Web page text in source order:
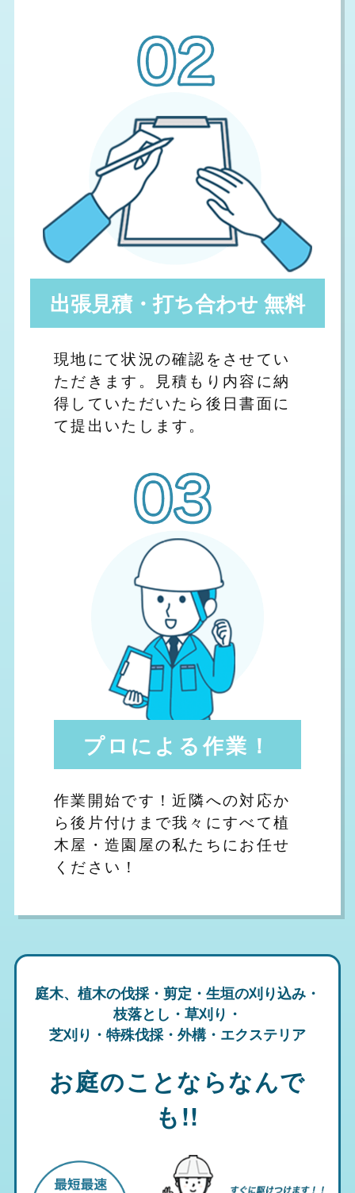
出張見積・打ち合わせ 無料
現地にて状況の確認をさせてい
ただきます。見積もり内容に納
得していただいたら後日書面に
て提出いたします。
プロによる作業！
作業開始です！近隣への対応か
ら後片付けまで我々にすべて植
木屋・造園屋の私たちにお任せ
ください！
庭木、植木の伐採・剪定・生垣の刈り込み・
枝落とし・草刈り・
芝刈り・特殊伐採・外構・エクステリア
お庭のことならなんで
も!!